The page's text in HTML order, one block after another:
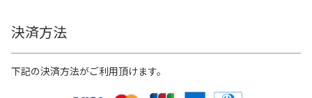
決済方法
下記の決済方法がご利用頂けます。